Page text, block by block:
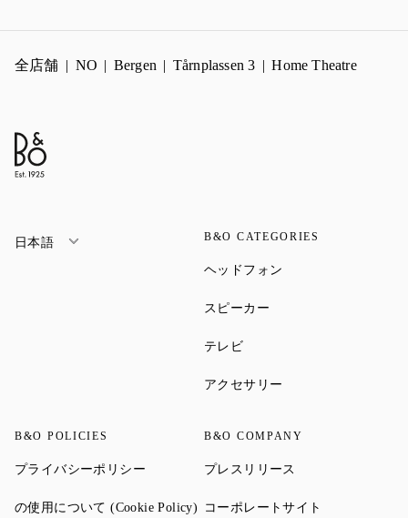
全店舗 NO Bergen Tårnplassen 3 Home Theatre
日本語 B&O CATEGORIES
ヘッドフォン
スピーカー
テレビLink Opens in New Tab
アクセサリー
B&O POLICIES
プライバシーポリシー Link Opens in New Tab
の使用について (Cookie Policy) Link Opens in New Tab
B&O COMPANY
プレスリリース
コーポレートサイト